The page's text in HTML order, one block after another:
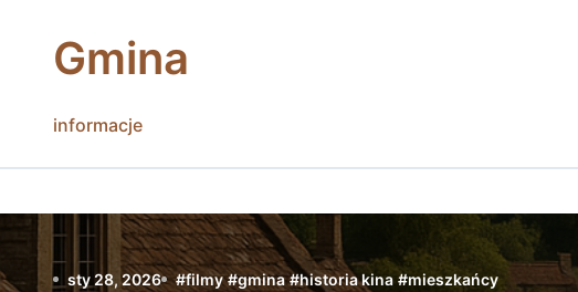
contentGmina
informacje
sty 28, 2026 #filmy #gmina #historia kina #mieszkańcy